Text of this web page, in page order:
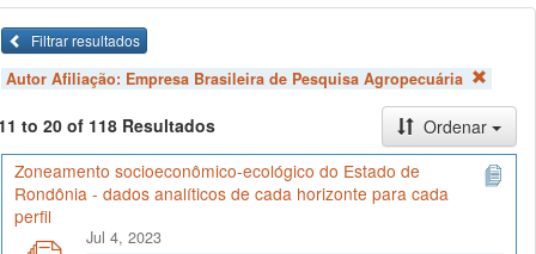
Filtrar resultados
Autor Afiliação: Empresa Brasileira de Pesquisa Agropecuária
to 20 of 118 Resultados
Ordenar
Zoneamento socioeconômico-ecológico do Estado de
Rondônia - dados analíticos de cada horizonte para cada
perfil
Jul 4, 2023